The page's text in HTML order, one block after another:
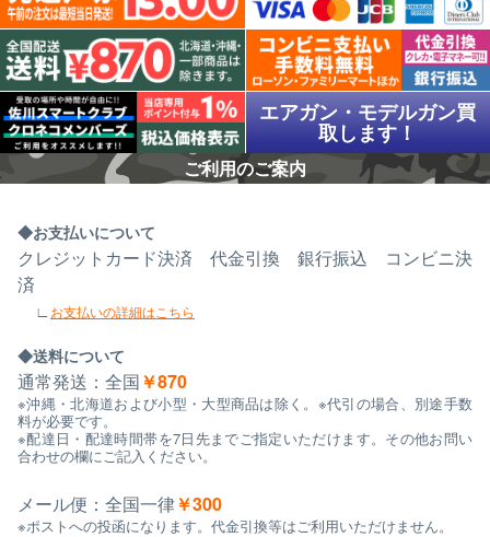
エアガン・モデルガン買
取します！
ご利用のご案内
お支払いについて
クレジットカード決済 代金引換 銀行振込 コンビニ決
済
お支払いの詳細はこちら
送料について
通常発送：全国￥870
※沖縄・北海道および小型・大型商品は除く。※代引の場合、別途手数
料が必要です。
※配達日・配達時間帯を7日先までご指定いただけます。その他お問い
合わせの欄にご記入ください。
メール便：全国一律￥300
※ポストへの投函になります。代金引換等はご利用いただけません。